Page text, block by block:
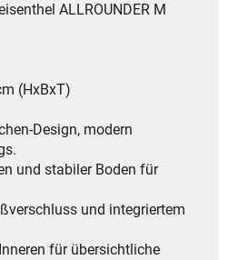
ALLROUNDER M
(HxBxT)
Design, modern
und stabiler Boden für
und integriertem
für übersichtliche